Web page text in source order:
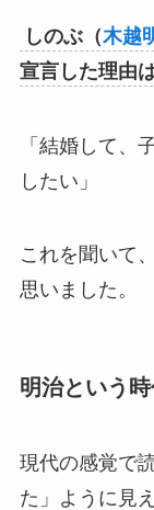
しのぶ（木越
宣言した理由
「結婚して、
したい」
これを聞いて
思いました。
明治という
現代の感覚で
た」ように見